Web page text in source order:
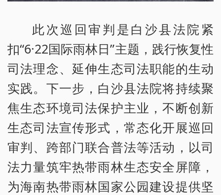
此次巡回审判是白沙县法院紧
扣“6·22国际雨林日”主题，践行恢复性
司法理念、延伸生态司法职能的生动
实践。下一步，白沙县法院将持续聚
焦生态环境司法保护主业，不断创新
生态司法宣传形式，常态化开展巡回
审判、跨部门联合普法等活动，以司
法力量筑牢热带雨林生态安全屏障，
为海南热带雨林国家公园建设提供坚